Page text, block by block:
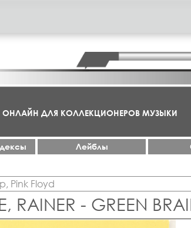
ОНЛАЙН ДЛЯ КОЛЛЕКЦИОНЕРОВ МУЗЫКИ
Лейблы
RAINER - GREEN